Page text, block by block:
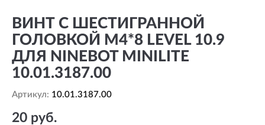
ВИНТ С ШЕСТИГРАННОЙ
ГОЛОВКОЙ M4*8 LEVEL 10.9
ДЛЯ NINEBOT MINILITE
10.01.3187.00
Артикул: 10.01.3187.00
20 руб.